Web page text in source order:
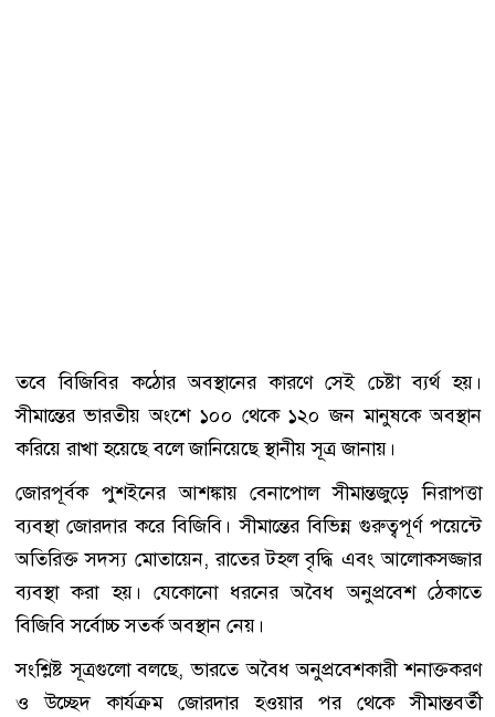
তবে বিজিবির কঠোর অবস্থানের কারণে সেই চেষ্টা ব্যর্থ হয়।
সীমান্তের ভারতীয় অংশে ১০০ থেকে ১২০ জন মানুষকে অবস্থান
করিয়ে রাখা হয়েছে বলে জানিয়েছে স্থানীয় সূত্র জানায়।
জোরপূর্বক পুশইনের আশঙ্কায় বেনাপোল সীমান্তজুড়ে নিরাপত্তা
ব্যবস্থা জোরদার করে বিজিবি। সীমান্তের বিভিন্ন গুরুত্বপূর্ণ পয়েন্টে
অতিরিক্ত সদস্য মোতায়েন, রাতের টহল বৃদ্ধি এবং আলোকসজ্জার
ব্যবস্থা করা হয়। যেকোনো ধরনের অবৈধ অনুপ্রবেশ ঠেকাতে
বিজিবি সর্বোচ্চ সতর্ক অবস্থান নেয়।
সংশ্লিষ্ট সূত্রগুলো বলছে, ভারতে অবৈধ অনুপ্রবেশকারী শনাক্তকরণ
ও উচ্ছেদ কার্যক্রম জোরদার হওয়ার পর থেকে সীমান্তবর্তী